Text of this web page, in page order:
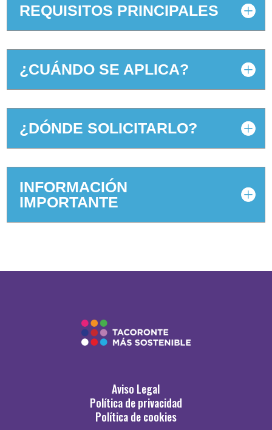
REQUISITOS PRINCIPALES
¿CUÁNDO SE APLICA?
¿DÓNDE SOLICITARLO?
INFORMACIÓN
IMPORTANTE
Aviso Legal
Política de privacidad
Política de cookies